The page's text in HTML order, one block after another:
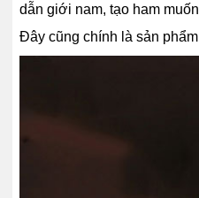
dẫn giới nam, tạo ham
Đây cũng chính là sản